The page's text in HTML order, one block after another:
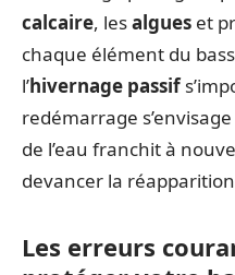
calcaire, lesalgues et
chaque élément du
l’hivernage passif
redémarrage
de l’eau franchit à
devancer la
Les erreurs